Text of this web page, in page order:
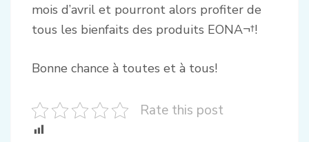
mois d’avril et pourront alors profiter de
tous les bienfaits des produits EONA¬†!
Bonne chance à toutes et à tous!
Rate this post